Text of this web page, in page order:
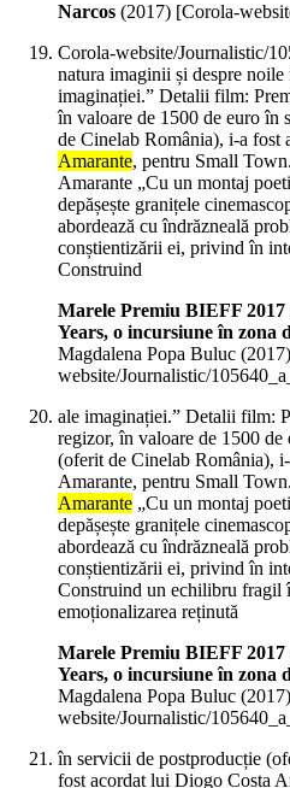
Narcos (2017) [Corola-
Corola-website/Journalistic/
natura imaginii și despre
imaginației.” Detalii film:
în valoare de 1500 de euro în
de Cinelab România), i-a fost
Amarante, pentru Small
Amarante „Cu un montaj
depășește granițele
abordează cu îndrăzneală
conștientizării ei, privind în
Construind
Marele Premiu BIEFF 2017
Years, o incursiune în zona
Magdalena Popa Buluc (2017)
website/Journalistic/
ale imaginației.” Detalii film:
regizor, în valoare de 1500
(oferit de Cinelab România),
Amarante, pentru Small
Amarante „Cu un montaj
depășește granițele
abordează cu îndrăzneală
conștientizării ei, privind în
Construind un echilibru fragil
emoționalizarea reținută
Marele Premiu BIEFF 2017
Years, o incursiune în zona
Magdalena Popa Buluc (2017)
website/Journalistic/
în servicii de postproducție
fost acordat lui Diogo Costa